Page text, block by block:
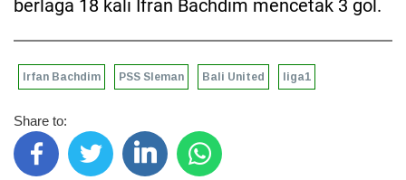
berlaga 18 kali Ifran Bachdim mencetak 3 gol.
Irfan Bachdim PSS Sleman Bali United liga1
Share to: